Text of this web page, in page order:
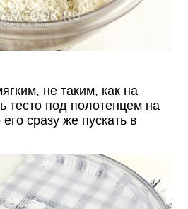
не таким, как на
тесто под полотенцем на
сразу же пускать в